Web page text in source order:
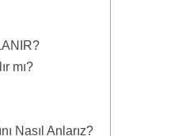
mı?
Nasıl Anlarız?